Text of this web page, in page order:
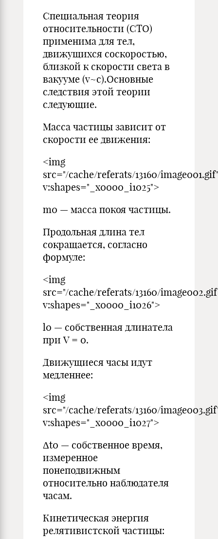
Специальная теория
относительности (СТО)
применима для тел,
движущихся соскоростью,
близкой к скорости света в
вакууме (v~с).Основные
следствия этой теории
следующие.
Масса частицы зависит от
скорости ее движения:
<img
src="/cache/referats/13160/
v:shapes="_x0000_i1025">
m0 — масса покоя частицы.
Продольная длина тел
сокращается, согласно
формуле:
<img
src="/cache/referats/13160/
v:shapes="_x0000_i1026">
l0 — cобственная длинатела
при V = 0.
Движущиеся часы идут
медленнее:
<img
src="/cache/referats/13160/
v:shapes="_x0000_i1027">
Δt0 — собственное время,
измеренное
понеподвижным
относительно наблюдателя
часам.
Кинетическая энергия
релятивистской частицы: